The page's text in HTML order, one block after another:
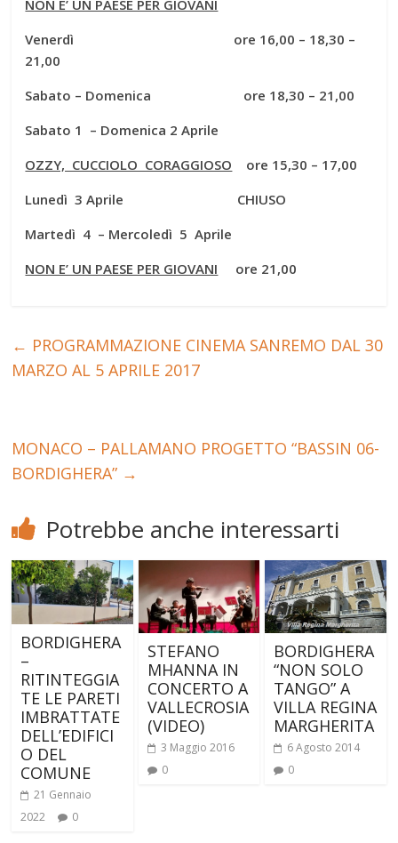
NON E’ UN PAESE PER GIOVANI
Venerdì ore 16,00 – 18,30 –
21,00
Sabato – Domenica ore 18,30 – 21,00
Sabato 1 – Domenica 2 Aprile
OZZY, CUCCIOLO CORAGGIOSO ore 15,30 – 17,00
Lunedì 3 Aprile CHIUSO
Martedì 4 – Mercoledì 5 Aprile
NON E’ UN PAESE PER GIOVANI ore 21,00
← PROGRAMMAZIONE CINEMA SANREMO DAL 30
MARZO AL 5 APRILE 2017
MONACO – PALLAMANO PROGETTO “BASSIN 06-
BORDIGHERA” →
Potrebbe anche interessarti
BORDIGHERA
–
RITINTEGGIA
TE LE PARETI
IMBRATTATE
DELL’EDIFICI
O DEL
COMUNE
21 Gennaio
2022
0
STEFANO
MHANNA IN
CONCERTO A
VALLECROSIA
(VIDEO)
3 Maggio 2016
0
BORDIGHERA
“NON SOLO
TANGO” A
VILLA REGINA
MARGHERITA
6 Agosto 2014
0